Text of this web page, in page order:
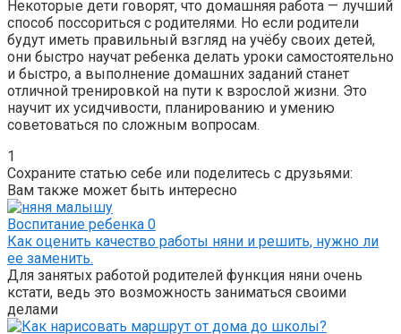
Некоторые дети говорят, что домашняя работа — лучший
способ поссориться с родителями. Но если родители
будут иметь правильный взгляд на учёбу своих детей,
они быстро научат ребенка делать уроки самостоятельно
и быстро, а выполнение домашних заданий станет
отличной тренировкой на пути к взрослой жизни. Это
научит их усидчивости, планированию и умению
советоваться по сложным вопросам.
1
Сохраните статью себе или поделитесь с друзьями:
Вам также может быть интересно
Воспитание ребенка 0
Как оценить качество работы няни и решить, нужно ли
ее заменить.
Для занятых работой родителей функция няни очень
кстати, ведь это возможность заниматься своими
делами